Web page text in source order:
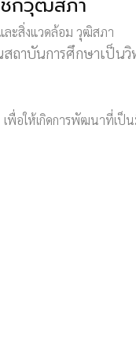
เพื่อให้เกิดการพัฒนาที่
ละสิ่งแวดล้อม วุฒิสภา
ถาบันการศึกษาเป็นวิ